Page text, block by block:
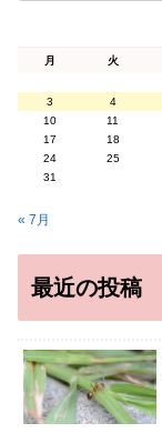
月 火
3
4
10
11
17
18
24
25
31
« 7月
最近の投稿